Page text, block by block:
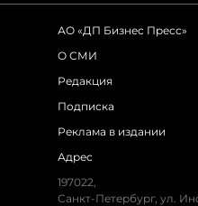
АО «ДП Бизнес Пресс»
О СМИ
Редакция
Подписка
Реклама в издании
Адрес
197022,
Санкт-Петербург, ул.